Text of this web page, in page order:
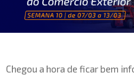
Chegou a hora de ficar bem